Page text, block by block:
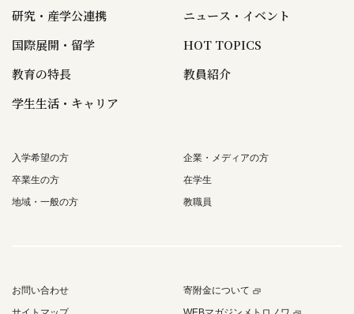
研究・産学公連携
国際展開・留学
教育の特長
学生生活・キャリア
ニュース・イベント
HOT TOPICS
教員紹介
入学希望の方
卒業生の方
地域・一般の方
企業・メディアの方
在学生
教職員
お問い合わせ
寄附金について